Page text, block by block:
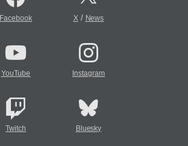
Facebook X/ News
YouTube Instagram
Twitch Bluesky